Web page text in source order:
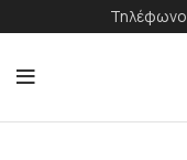
Τηλέφωνο